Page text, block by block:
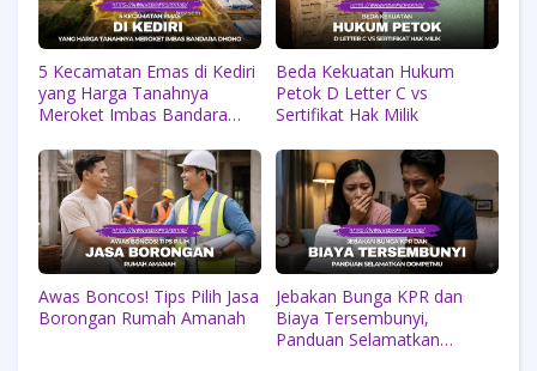
5 Kecamatan Emas di Kediri
yang Harga Tanahnya
Meroket Imbas Bandara
Beda Kekuatan Hukum
Petok D Letter C vs
Sertifikat Hak Milik
Awas Boncos! Tips Pilih Jasa
Borongan Rumah Amanah
Jebakan Bunga KPR dan
Biaya Tersembunyi,
Panduan Selamatkan